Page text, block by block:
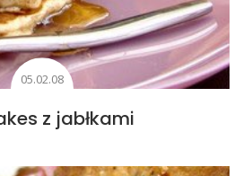
05.02.08
z jabłkami